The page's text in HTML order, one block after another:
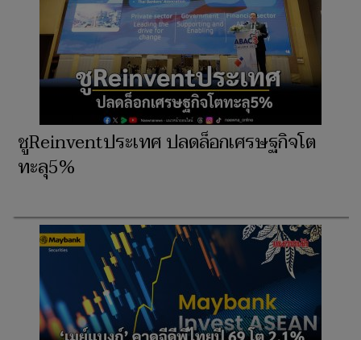
ชูReinventประเทศ ปลดล็อกเศรษฐกิจโต
ทะลุ5%